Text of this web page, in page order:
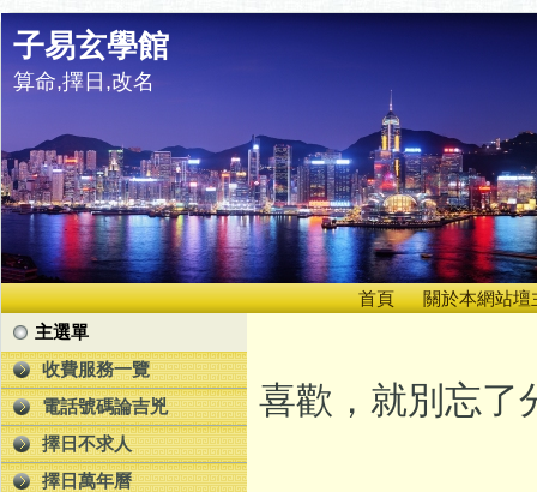
子易玄學館
算命,擇日,改名
首頁
關於本網站壇
主選單
收費服務一覽
電話號碼論吉兇
擇日不求人
擇日萬年曆
喜歡，就別忘了